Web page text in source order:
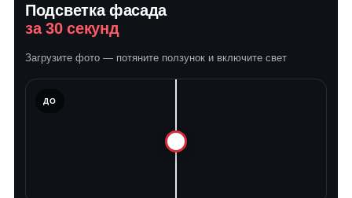
Подсветка фасада
за 30 секунд
Загрузите фото — потяните ползунок и включите свет
ДО